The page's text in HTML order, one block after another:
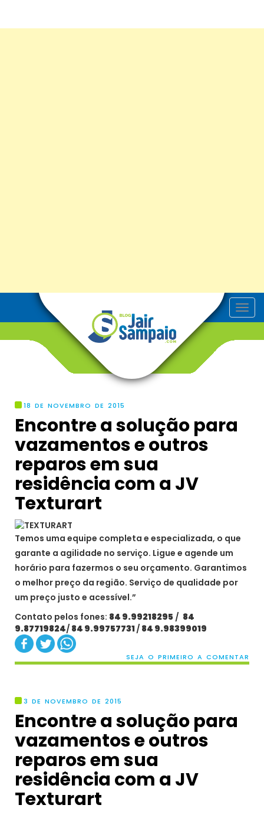
T
o
18 DE NOVEMBRO DE 2015
Encontre a solução para
vazamentos e outros
reparos em sua
residência com a JV
Texturart
Temos uma equipe completa e especializada, o que
garante a agilidade no serviço. Ligue e agende um
horário para fazermos o seu orçamento. Garantimos
o melhor preço da região. Serviço de qualidade por
um preço justo e acessível.”
Contato pelos fones: 84 9.99218295 / 84
9.87719824/ 84 9.99757731/ 84 9.98399019
SEJA O PRIMEIRO A COMENTAR
3 DE NOVEMBRO DE 2015
Encontre a solução para
vazamentos e outros
reparos em sua
residência com a JV
Texturart